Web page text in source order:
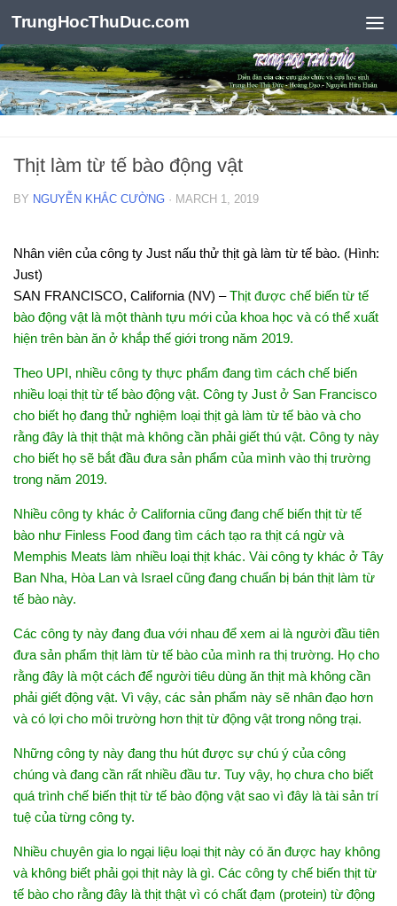
Skip to content
TrungHocThuDuc.com
Thịt làm từ tế bào động vật
BY NGUYỄN KHẮC CƯỜNG · MARCH 1, 2019
Nhân viên của công ty Just nấu thử thịt gà làm từ tế bào. (Hình:
Just)
SAN FRANCISCO, California (NV) – Thịt được chế biến từ tế
bào động vật là một thành tựu mới của khoa học và có thể xuất
hiện trên bàn ăn ở khắp thế giới trong năm 2019.
Theo UPI, nhiều công ty thực phẩm đang tìm cách chế biến
nhiều loại thịt từ tế bào động vật. Công ty Just ở San Francisco
cho biết họ đang thử nghiệm loại thịt gà làm từ tế bào và cho
rằng đây là thịt thật mà không cần phải giết thú vật. Công ty này
cho biết họ sẽ bắt đầu đưa sản phẩm của mình vào thị trường
trong năm 2019.
Nhiều công ty khác ở California cũng đang chế biến thịt từ tế
bào như Finless Food đang tìm cách tạo ra thịt cá ngừ và
Memphis Meats làm nhiều loại thịt khác. Vài công ty khác ở Tây
Ban Nha, Hòa Lan và Israel cũng đang chuẩn bị bán thịt làm từ
tế bào này.
Các công ty này đang đua với nhau để xem ai là người đầu tiên
đưa sản phẩm thịt làm từ tế bào của mình ra thị trường. Họ cho
rằng đây là một cách để người tiêu dùng ăn thịt mà không cần
phải giết động vật. Vì vậy, các sản phẩm này sẽ nhân đạo hơn
và có lợi cho môi trường hơn thịt từ động vật trong nông trại.
Những công ty này đang thu hút được sự chú ý của công
chúng và đang cần rất nhiều đầu tư. Tuy vậy, họ chưa cho biết
quá trình chế biến thịt từ tế bào động vật sao vì đây là tài sản trí
tuệ của từng công ty.
Nhiều chuyên gia lo ngại liệu loại thịt này có ăn được hay không
và không biết phải gọi thịt này là gì. Các công ty chế biến thịt từ
tế bào cho rằng đây là thịt thật vì có chất đạm (protein) từ động